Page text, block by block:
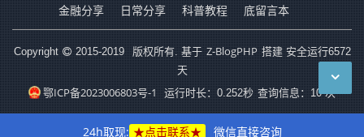
金融分享 日常分享 科普教程 底留言本
Copyright 2015-2019 版权所有. 基于 Z-BlogPHP 搭建 安全运行6572
天
鄂ICP备2023006803号-1 运行时长：0.252秒 查询信息：10 次
24h取现: ★点击联系★ 微信直接咨询